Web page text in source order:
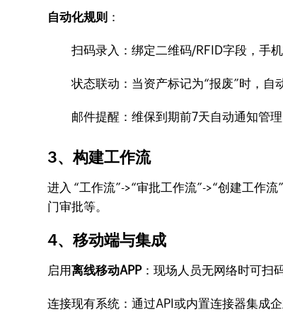
自动化规则 ：
扫码录入：绑定二维码/RFID字段，手
状态联动：当资产标记为“报废”时，自
邮件提醒：维保到期前7天自动通知管
3、构建工作流
进入 “工作流”->“审批工作流”->“创建工作
门审批等。
4、移动端与集成
启用离线移动APP：现场人员无网络时可扫
连接现有系统：通过API或内置连接器集成